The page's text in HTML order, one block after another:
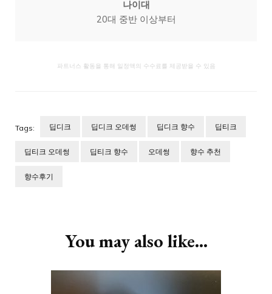
나이대
20대 중반 이상부터
파트너스 활동을 통해 일정액의 수수료를 제공받을 수 있음
Tags: 딥디크 딥디크 오데썽 딥디크 향수 딥티크
딥티크 오데썽 딥티크 향수 오데썽 향수 추천
향수후기
You may also like...